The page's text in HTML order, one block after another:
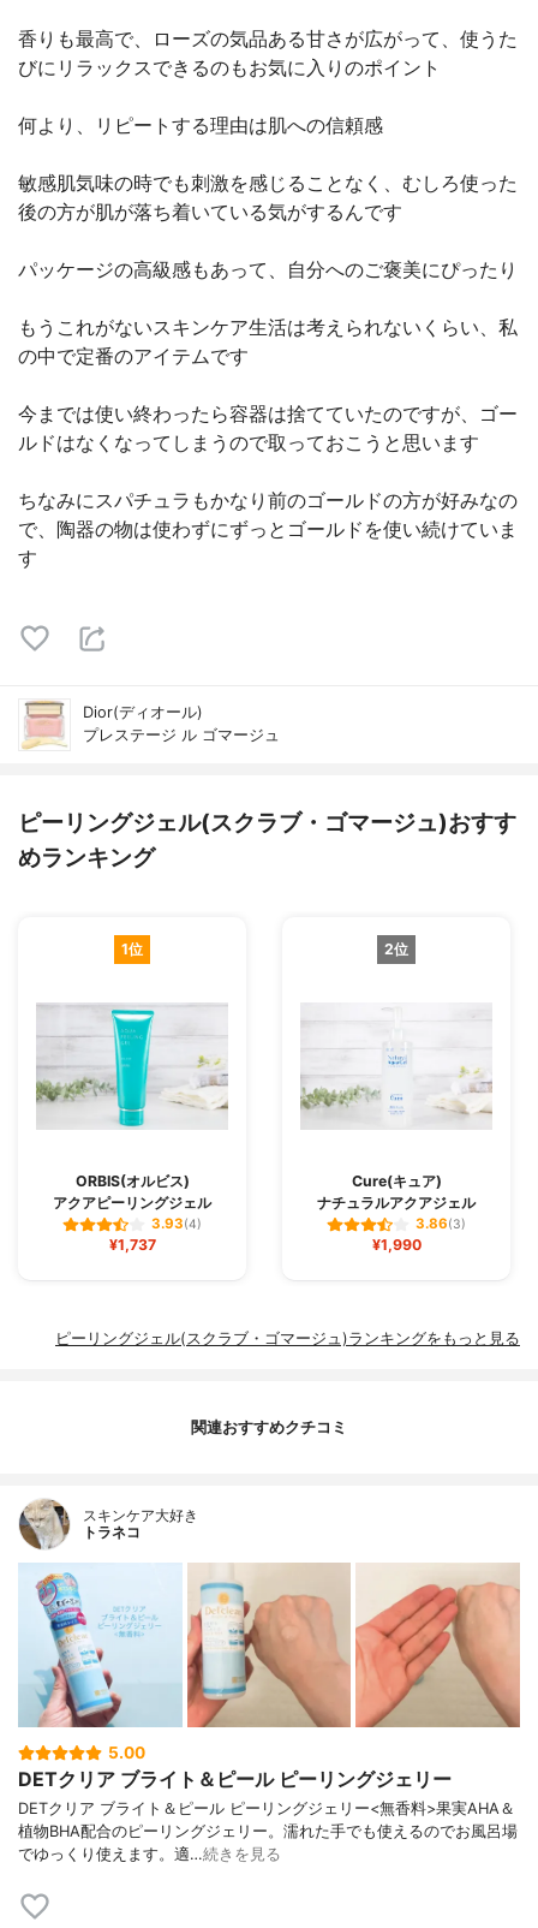
香りも最高で、ローズの気品ある甘さが広がって、使うた
びにリラックスできるのもお気に入りのポイント
何より、リピートする理由は肌への信頼感
敏感肌気味の時でも刺激を感じることなく、むしろ使った
後の方が肌が落ち着いている気がするんです
パッケージの高級感もあって、自分へのご褒美にぴったり
もうこれがないスキンケア生活は考えられないくらい、私
の中で定番のアイテムです
今までは使い終わったら容器は捨てていたのですが、ゴー
ルドはなくなってしまうので取っておこうと思います
ちなみにスパチュラもかなり前のゴールドの方が好みなの
で、陶器の物は使わずにずっとゴールドを使い続けていま
す
Dior(ディオール)
プレステージ ル ゴマージュ
ピーリングジェル(スクラブ・ゴマージュ)おすす
めランキング
1位
ORBIS(オルビス)
アクアピーリングジェル
3.93(4)
¥1,737
2位
Cure(キュア)
ナチュラルアクアジェル
3.86(3)
¥1,990
ピーリングジェル(スクラブ・ゴマージュ)ランキングをもっと見る
関連おすすめクチコミ
スキンケア大好き
トラネコ
5.00
DETクリア ブライト＆ピール ピーリングジェリー
DETクリア ブライト＆ピール ピーリングジェリー<無香料>果実AHA＆
植物BHA配合のピーリングジェリー。濡れた手でも使えるのでお風呂場
でゆっくり使えます。適…続きを見る